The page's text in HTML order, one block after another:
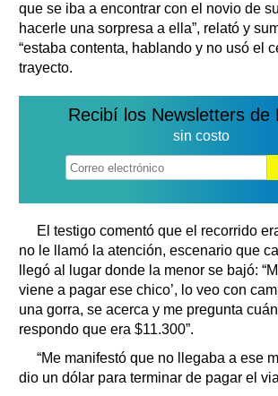
que se iba a encontrar con el novio de
hacerle una sorpresa a ella”, relató y
“estaba contenta, hablando y no usó el
trayecto.
Recibí los Newsletters de
sin costo
El testigo comentó que el recorrido
no le llamó la atención, escenario que
llegó al lugar donde la menor se bajó:
viene a pagar ese chico’, lo veo con
una gorra, se acerca y me pregunta
respondo que era $11.300”.
“Me manifestó que no llegaba a ese
dio un dólar para terminar de pagar el